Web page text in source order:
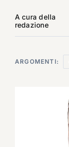
A cura della
redazione
ARGOMENTI: